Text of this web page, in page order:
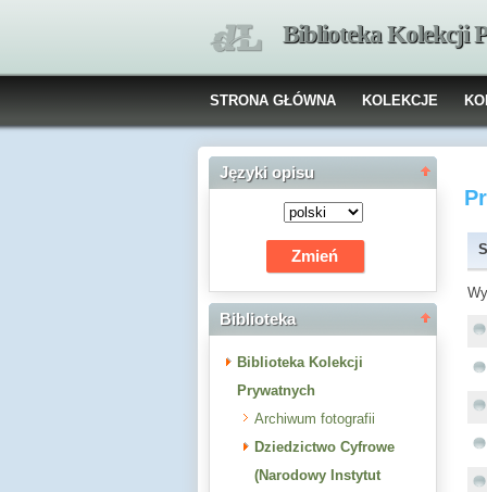
Biblioteka Kolekcji
STRONA GŁÓWNA KOLEKCJE
Języki opisu
Biblioteka
Biblioteka Kolekcji
Prywatnych
Archiwum fotografii
Dziedzictwo Cyfrowe
(Narodowy Instytut